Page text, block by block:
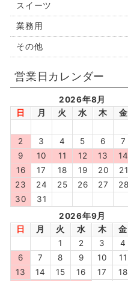
スイーツ
業務用
その他